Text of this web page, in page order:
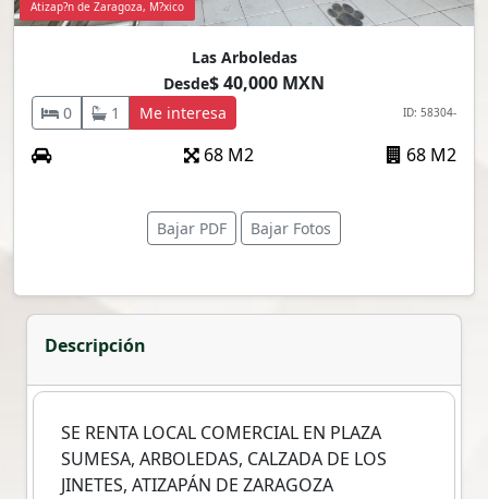
Atizap?n de Zaragoza, M?xico
Las Arboledas
Desde$ 40,000 MXN
0 1 Me interesa ID: 58304-
68 M2 68 M2
Bajar PDF Bajar Fotos
Descripción
SE RENTA LOCAL COMERCIAL EN PLAZA
SUMESA, ARBOLEDAS, CALZADA DE LOS
JINETES, ATIZAPÁN DE ZARAGOZA